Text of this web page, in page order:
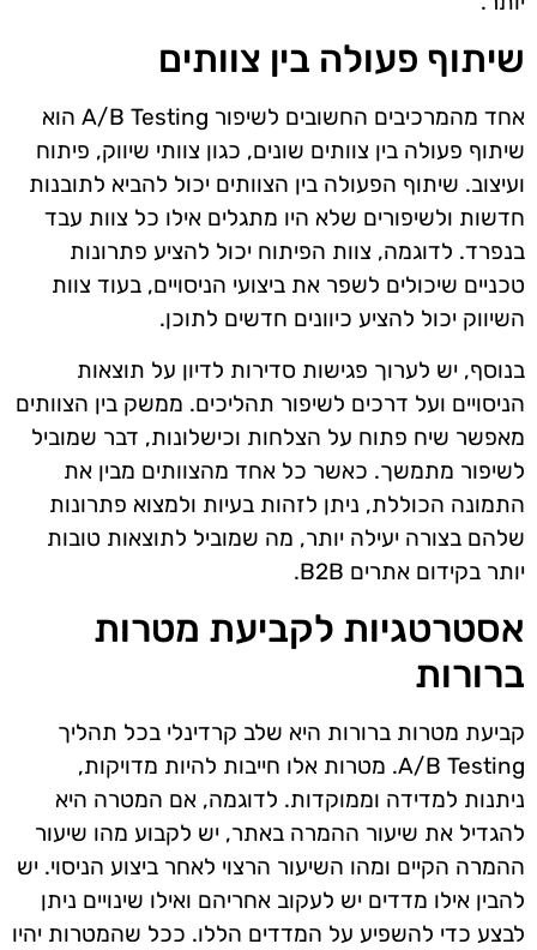
שיתוף פעולה בין צוותים
אחד מהמרכיבים החשובים לשיפור A/B Testing הוא
שיתוף פעולה בין צוותים שונים, כגון צוותי שיווק, פיתוח
ועיצוב. שיתוף הפעולה בין הצוותים יכול להביא לתובנות
חדשות ולשיפורים שלא היו מתגלים אילו כל צוות עבד
בנפרד. לדוגמה, צוות הפיתוח יכול להציע פתרונות
טכניים שיכולים לשפר את ביצועי הניסויים, בעוד צוות
השיווק יכול להציע כיוונים חדשים לתוכן.
בנוסף, יש לערוך פגישות סדירות לדיון על תוצאות
הניסויים ועל דרכים לשיפור תהליכים. ממשק בין הצוותים
מאפשר שיח פתוח על הצלחות וכישלונות, דבר שמוביל
לשיפור מתמשך. כאשר כל אחד מהצוותים מבין את
התמונה הכוללת, ניתן לזהות בעיות ולמצוא פתרונות
שלהם בצורה יעילה יותר, מה שמוביל לתוצאות טובות
יותר בקידום אתרים B2B.
אסטרטגיות לקביעת מטרות
ברורות
קביעת מטרות ברורות היא שלב קרדינלי בכל תהליך
A/B Testing. מטרות אלו חייבות להיות מדויקות,
ניתנות למדידה וממוקדות. לדוגמה, אם המטרה היא
להגדיל את שיעור ההמרה באתר, יש לקבוע מהו שיעור
ההמרה הקיים ומהו השיעור הרצוי לאחר ביצוע הניסוי. יש
להבין אילו מדדים יש לעקוב אחריהם ואילו שינויים ניתן
לבצע כדי להשפיע על המדדים הללו. ככל שהמטרות יהיו